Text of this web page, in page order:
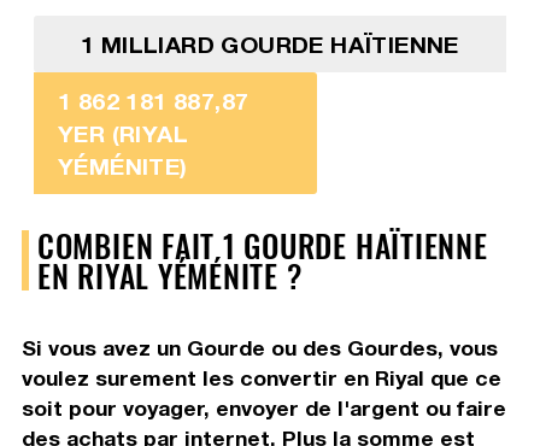
1 MILLIARD GOURDE HAÏTIENNE
1 862 181 887,87
YER (RIYAL
YÉMÉNITE)
COMBIEN FAIT 1 GOURDE HAÏTIENNE
EN RIYAL YÉMÉNITE ?
Si vous avez un Gourde ou des Gourdes, vous
voulez surement les convertir en Riyal que ce
soit pour voyager, envoyer de l'argent ou faire
des achats par internet. Plus la somme est